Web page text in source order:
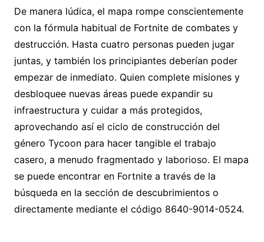
De manera lúdica, el mapa rompe conscientemente
con la fórmula habitual de Fortnite de combates y
destrucción. Hasta cuatro personas pueden jugar
juntas, y también los principiantes deberían poder
empezar de inmediato. Quien complete misiones y
desbloquee nuevas áreas puede expandir su
infraestructura y cuidar a más protegidos,
aprovechando así el ciclo de construcción del
género Tycoon para hacer tangible el trabajo
casero, a menudo fragmentado y laborioso. El mapa
se puede encontrar en Fortnite a través de la
búsqueda en la sección de descubrimientos o
directamente mediante el código 8640-9014-0524.